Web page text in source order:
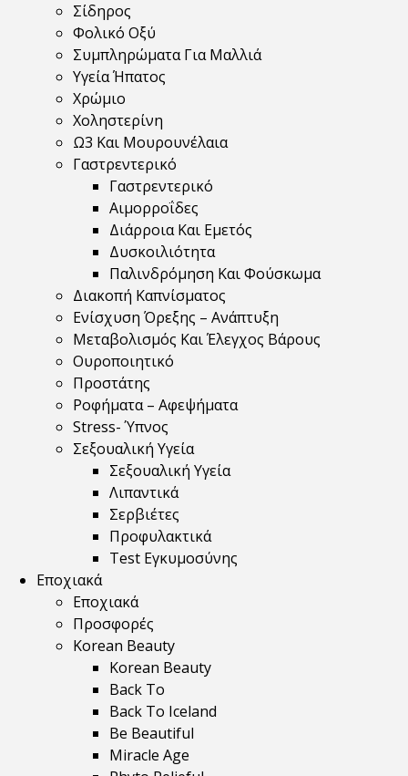
Σίδηρος
Φολικό Οξύ
Συμπληρώματα Για Μαλλιά
Υγεία Ήπατος
Χρώμιο
Χοληστερίνη
Ω3 Και Μουρουνέλαια
Γαστρεντερικό
Γαστρεντερικό
Αιμορροΐδες
Διάρροια Και Εμετός
Δυσκοιλιότητα
Παλινδρόμηση Και Φούσκωμα
Διακοπή Καπνίσματος
Ενίσχυση Όρεξης – Ανάπτυξη
Μεταβολισμός Και Έλεγχος Βάρους
Ουροποιητικό
Προστάτης
Ροφήματα – Αφεψήματα
Stress- Ύπνος
Σεξουαλική Υγεία
Σεξουαλική Υγεία
Λιπαντικά
Σερβιέτες
Προφυλακτικά
Test Εγκυμοσύνης
Εποχιακά
Εποχιακά
Προσφορές
Korean Beauty
Korean Beauty
Back To
Back To Iceland
Be Beautiful
Miracle Age